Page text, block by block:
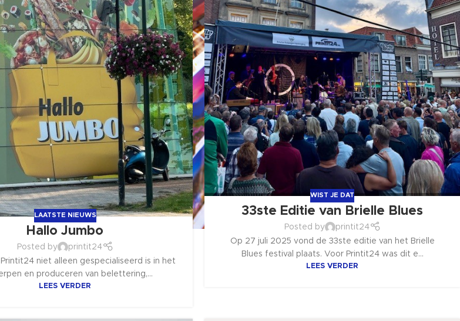
LAATSTE NIEUWS
Hallo Jumbo
Posted by
printit24
niet alleen gespecialiseerd is in het
en produceren van belettering,...
LEES VERDER
WIST JE DAT
33ste Editie van Brielle Blues
Posted by
printit24
Op 27 juli 2025 vond de 33ste editie van het Brielle
Blues festival plaats. Voor Printit24 was dit e...
LEES VERDER